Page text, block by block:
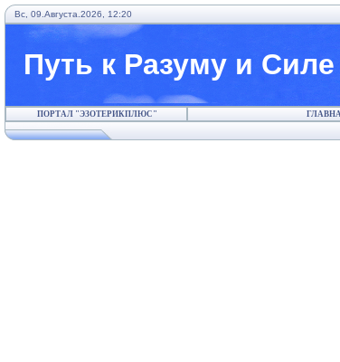
Вс, 09.Августа.2026, 12:20
Путь к Разуму и Силе
ПОРТАЛ "ЭЗОТЕРИКПЛЮС"